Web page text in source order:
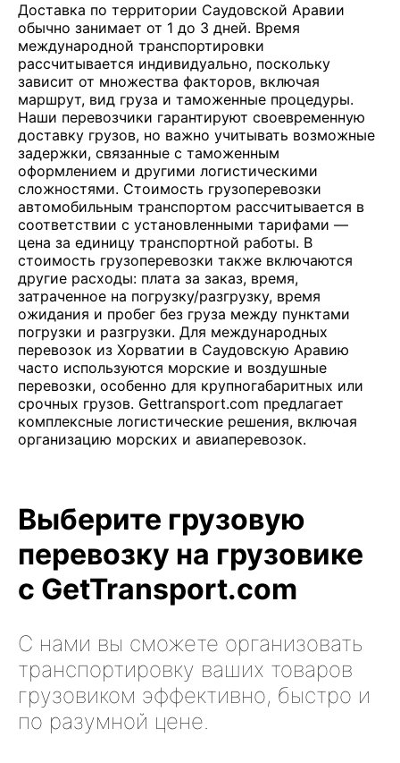
Доставка по территории Саудовской Аравии
обычно занимает от 1 до 3 дней. Время
международной транспортировки
рассчитывается индивидуально, поскольку
зависит от множества факторов, включая
маршрут, вид груза и таможенные процедуры.
Наши перевозчики гарантируют своевременную
доставку грузов, но важно учитывать возможные
задержки, связанные с таможенным
оформлением и другими логистическими
сложностями. Стоимость грузоперевозки
автомобильным транспортом рассчитывается в
соответствии с установленными тарифами —
цена за единицу транспортной работы. В
стоимость грузоперевозки также включаются
другие расходы: плата за заказ, время,
затраченное на погрузку/разгрузку, время
ожидания и пробег без груза между пунктами
погрузки и разгрузки. Для международных
перевозок из Хорватии в Саудовскую Аравию
часто используются морские и воздушные
перевозки, особенно для крупногабаритных или
срочных грузов. Gettransport.com предлагает
комплексные логистические решения, включая
организацию морских и авиаперевозок.
Выберите грузовую
перевозку на грузовике
с GetTransport.com
С нами вы сможете организовать
транспортировку ваших товаров
грузовиком эффективно, быстро и
по разумной цене.